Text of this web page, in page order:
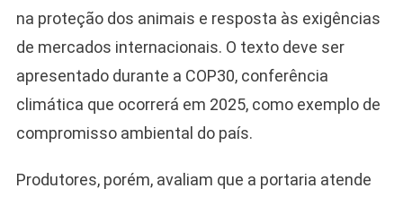
na proteção dos animais e resposta às exigências
de mercados internacionais. O texto deve ser
apresentado durante a COP30, conferência
climática que ocorrerá em 2025, como exemplo de
compromisso ambiental do país.
Produtores, porém, avaliam que a portaria atende